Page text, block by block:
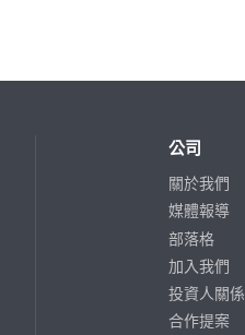
公司
關於我們
媒體報導
部落格
加入我們
投資人關係
合作提案